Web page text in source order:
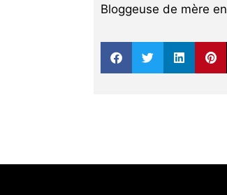
Bloggeuse de mère